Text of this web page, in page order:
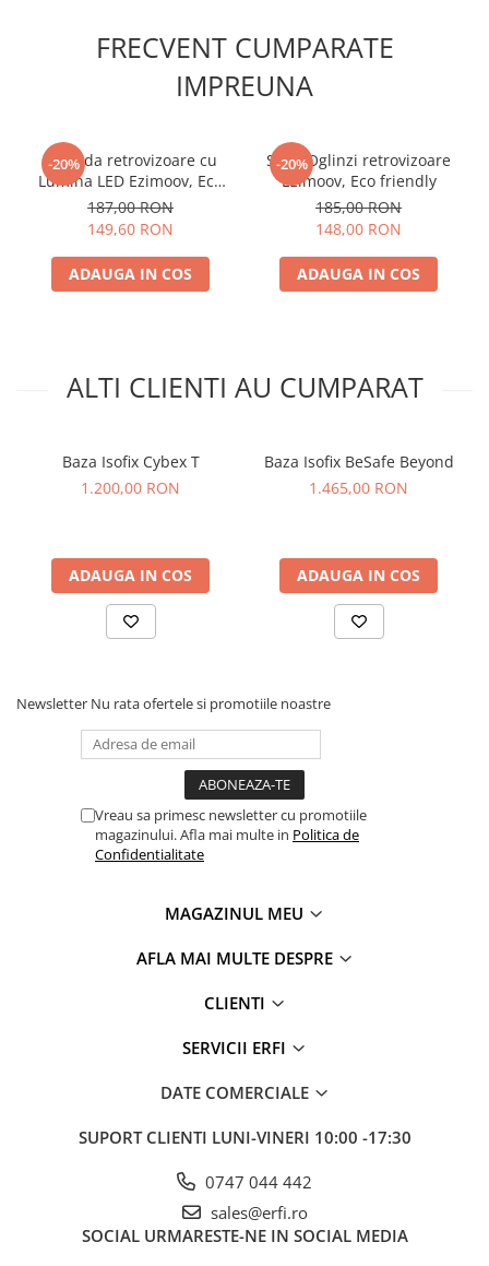
FRECVENT CUMPARATE
IMPREUNA
-20%
Oglinda retrovizoare cu
Lumina LED Ezimoov, Eco
friendly
187,00 RON
149,60 RON
ADAUGA IN COS
-20%
Set 2 Oglinzi retrovizoare
Ezimoov, Eco friendly
185,00 RON
148,00 RON
ADAUGA IN COS
ALTI CLIENTI AU CUMPARAT
Baza Isofix Cybex T
1.200,00 RON
ADAUGA IN COS
Baza Isofix BeSafe Beyond
1.465,00 RON
ADAUGA IN COS
Newsletter Nu rata ofertele si promotiile noastre
Vreau sa primesc newsletter cu promotiile
magazinului. Afla mai multe in Politica de
Confidentialitate
MAGAZINUL MEU
AFLA MAI MULTE DESPRE
CLIENTI
SERVICII ERFI
DATE COMERCIALE
SUPORT CLIENTI LUNI-VINERI 10:00 -17:30
0747 044 442
sales@erfi.ro
SOCIAL URMARESTE-NE IN SOCIAL MEDIA